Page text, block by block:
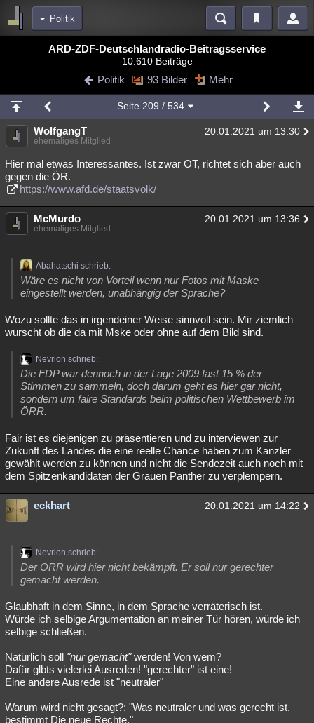
Politik
Blogs Videos
Chat Wiki Neuigkeiten
meine Rubriken
Menschen Wissenschaft Mystery Kriminalfälle
Spiritualität Verschwörungen Technologie Ufologie
Natur Umfragen Unterhaltung
weitere Rubriken
Philosophie Träume
Astronomie
Musik Clash Verbesserungen Allmystery English
Besucht Teilgenommen Alle Neue Geschlossen
Lesenswert Schlüsselwörter
ARD-ZDF-Deutschlandradio-Beitragsservice
10.610 Beiträge
Politik 93 Bilder Mehr
Seite 209 / 534
WolfgangT 20.01.2021 um 13:30
ehemaliges Mitglied
Hier mal etwas Interessantes. Ist zwar OT, richtet sich aber auch
gegen die ÖR.
https://www.afd.de/staatsvolk/
McMurdo 20.01.2021 um 13:36
ehemaliges Mitglied
Abahatschi schrieb:
Wäre es nicht von Vorteil wenn nur Fotos mit Maske
eingestellt werden, unabhängig der Sprache?
Wozu sollte das in irgendeiner Weise sinnvoll sein. Mir ziemlich
wurscht ob die da mit Mske oder ohne auf dem Bild sind.
Nevrion schrieb:
Die FDP war dennoch in der Lage 2009 fast 15 % der
Stimmen zu sammeln, doch darum geht es hier gar nicht,
sondern um faire Standards beim politischen Wettbewerb im
ÖRR.
Fair ist es diejenigen zu präsentieren und zu interviewen zur
Zukunft des Landes die eine reelle Chance haben zum Kanzler
gewählt werden zu können und nicht die Sendezeit auch noch mit
dem Spitzenkandidaten der Grauen Panther zu verplempern.
eckhart 20.01.2021 um 14:22
Nevrion schrieb:
Der ÖRR wird hier nicht bekämpft. Er soll nur gerechter
gemacht werden.
Glaubhaft in dem Sinne, in dem Sprache verräterisch ist.
Würde ich selbige Argumentation an meiner Tür hören, würde ich
selbige schließen.
Natürlich soll "nur gemacht"werden! Von wem?
Dafür glbts vielerlei Ausreden! "gerechter" ist eine!
Eine andere Ausrede ist "neutraler"
Warum wird nicht gesagt?: "Was neutraler und was gerecht ist,
bestimmt Die neue Rechte."